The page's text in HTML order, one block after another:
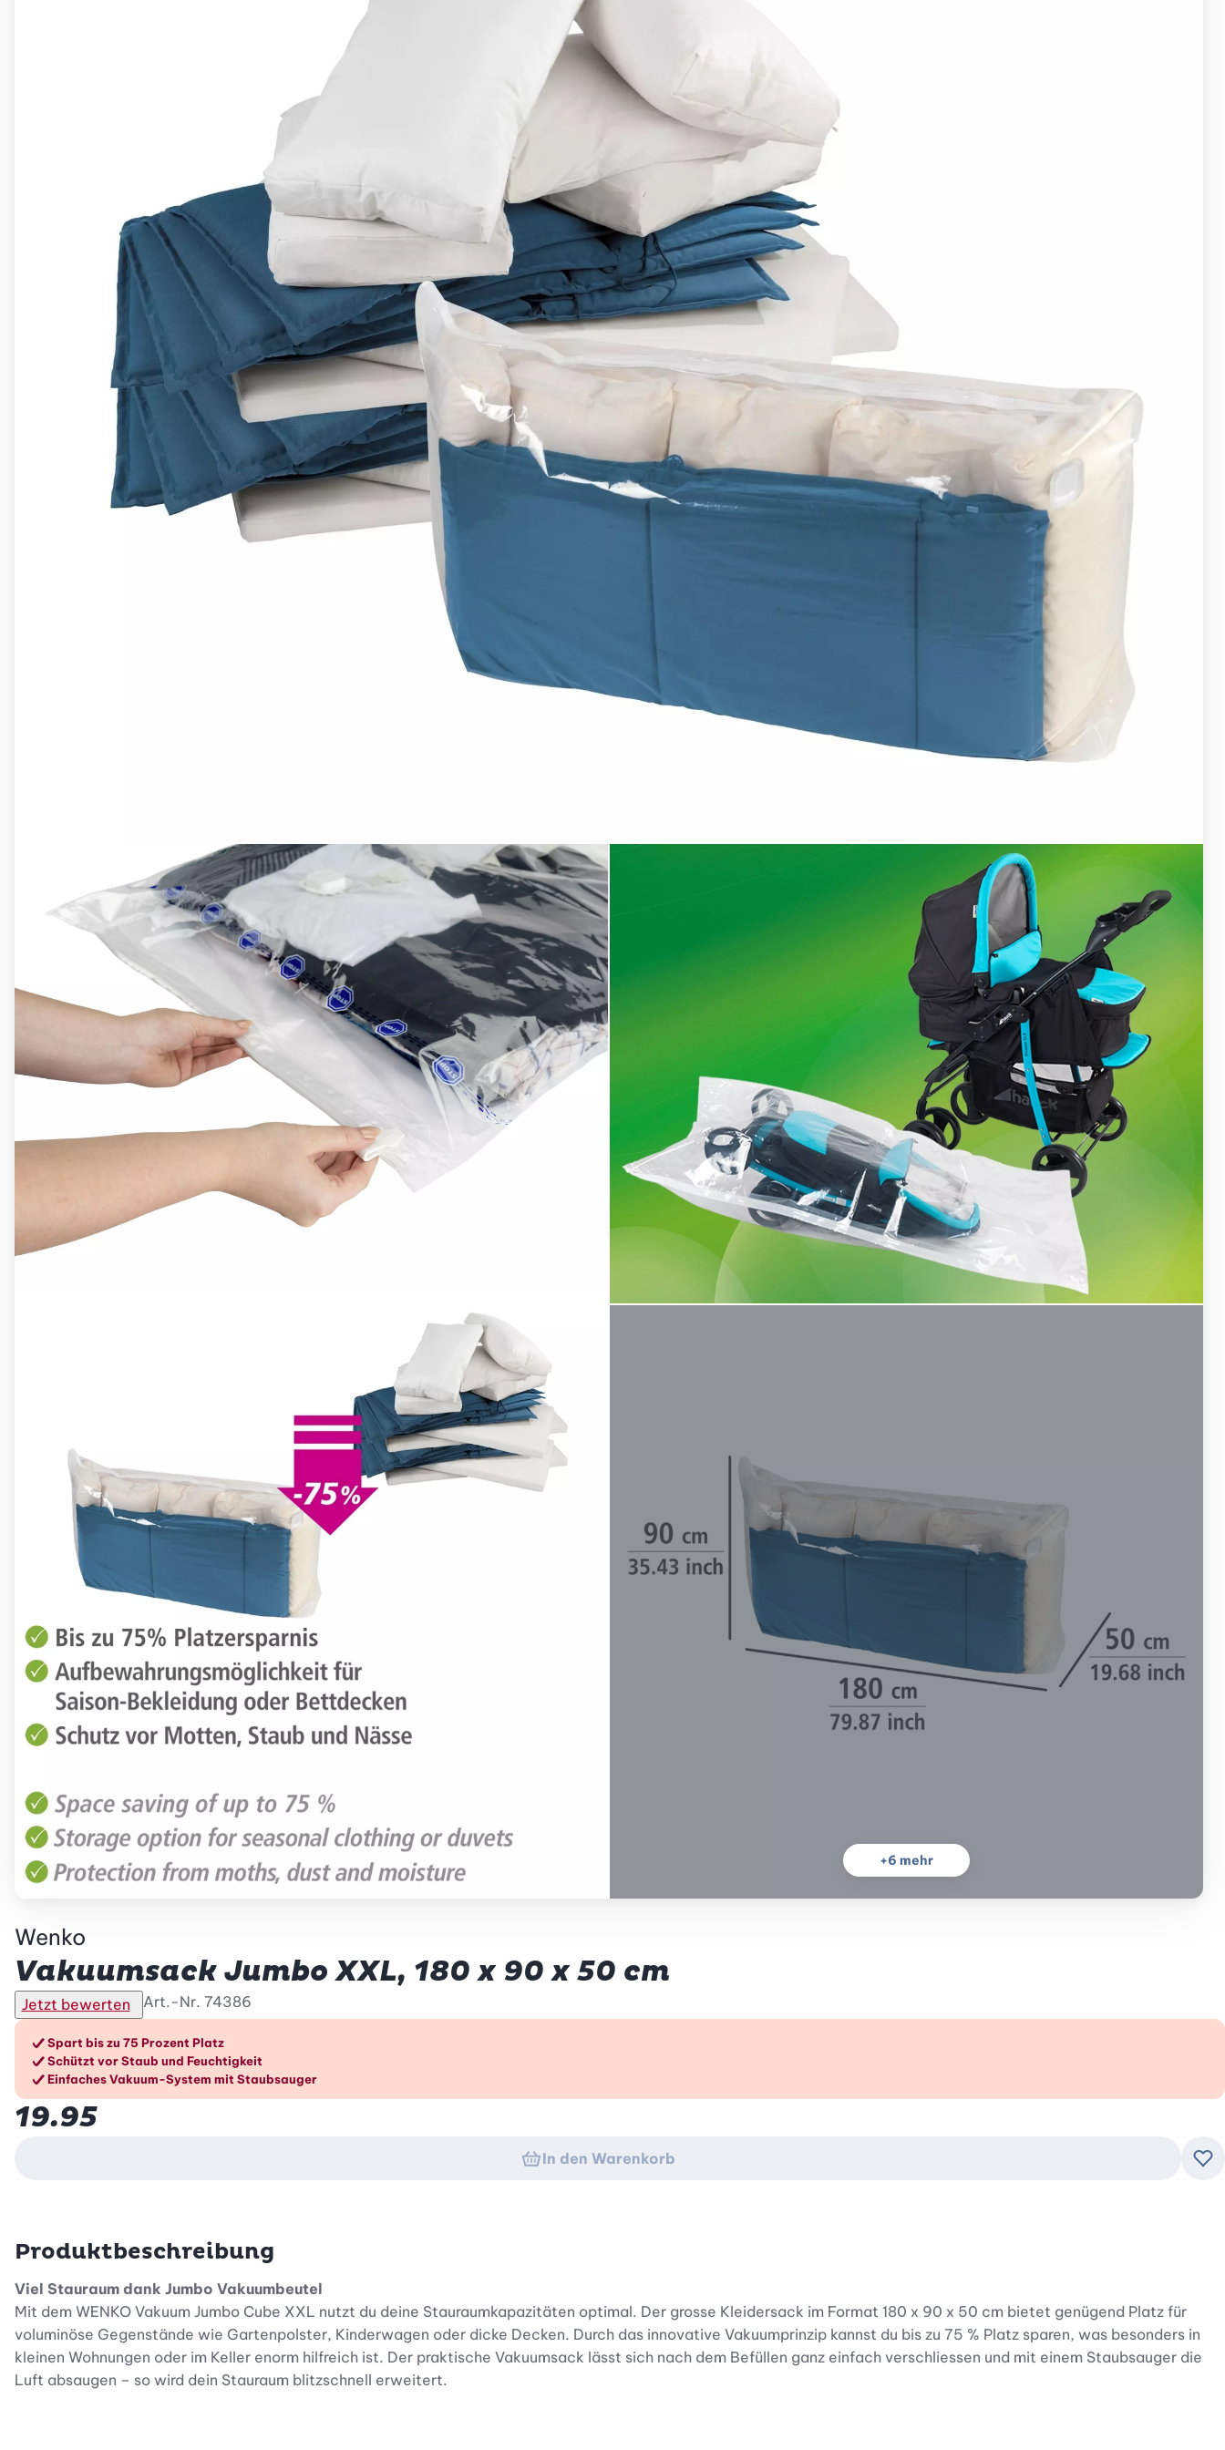
+6 mehr
Wenko
Vakuumsack Jumbo XXL, 180 x 90 x 50 cm
Jetzt bewerten Art.-Nr. 74386
Die Vorteile im Überblick
Spart bis zu 75 Prozent Platz
Schützt vor Staub und Feuchtigkeit
Einfaches Vakuum-System mit Staubsauger
19.95
In den Warenkorb
Produktbeschreibung
Viel Stauraum dank Jumbo Vakuumbeutel
Mit dem WENKO Vakuum Jumbo Cube XXL nutzt du deine Stauraumkapazitäten optimal. Der grosse Kleidersack im Format 180 x 90 x 50 cm bietet genügend Platz für
voluminöse Gegenstände wie Gartenpolster, Kinderwagen oder dicke Decken. Durch das innovative Vakuumprinzip kannst du bis zu 75 % Platz sparen, was besonders in
kleinen Wohnungen oder im Keller enorm hilfreich ist. Der praktische Vakuumsack lässt sich nach dem Befüllen ganz einfach verschliessen und mit einem Staubsauger die
Luft absaugen – so wird dein Stauraum blitzschnell erweitert.